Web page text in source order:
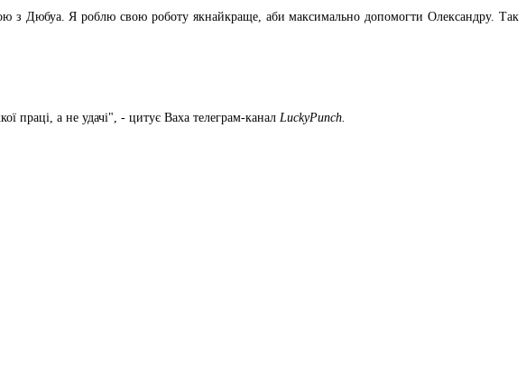
з Дюбуа. Я роблю свою роботу якнайкраще, аби максимально допомогти Олександру. Так
праці, а не удачі", - цитує Ваха телеграм-канал LuckyPunch.